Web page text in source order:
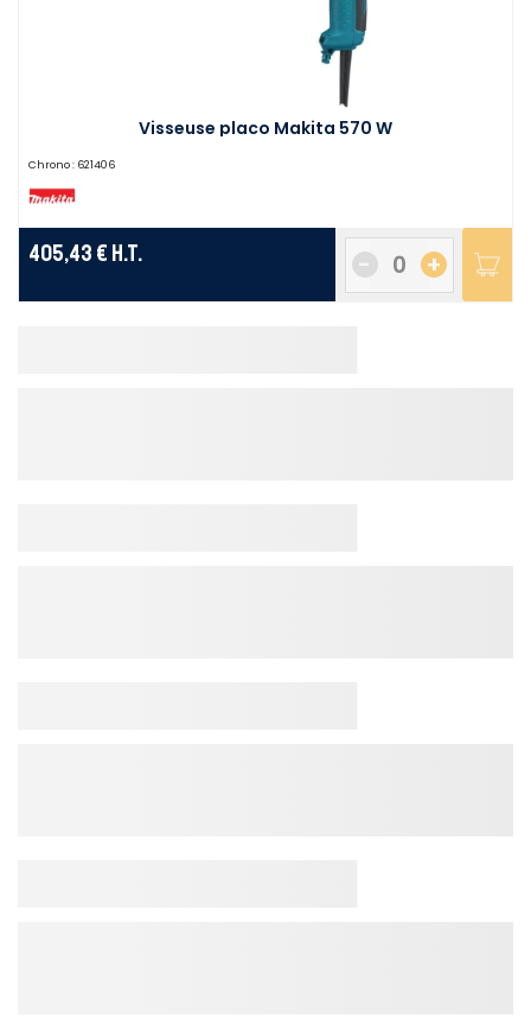
Visseuse placo Makita 570 W
Chrono : 621406
405,43 € H.T. +
-